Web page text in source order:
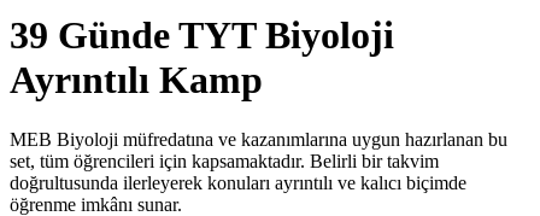
39 Günde TYT Biyoloji
Ayrıntılı Kamp
MEB Biyoloji müfredatına ve kazanımlarına uygun hazırlanan bu
set, tüm öğrencileri için kapsamaktadır. Belirli bir takvim
doğrultusunda ilerleyerek konuları ayrıntılı ve kalıcı biçimde
öğrenme imkânı sunar.